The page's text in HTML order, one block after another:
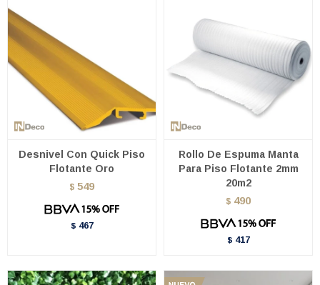
Desnivel Con Quick Piso
Flotante Oro
$ 549
$ 467
Rollo De Espuma Manta
Para Piso Flotante 2mm
20m2
$ 490
$ 417